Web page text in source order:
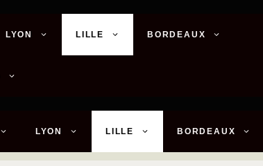
LYON LILLE BORDEAUX
LYON LILLE BORDEAUX